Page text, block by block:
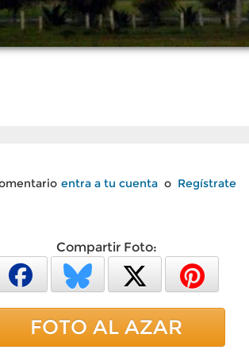
entra a tu cuenta o Regístrate
Compartir Foto:
FOTO AL AZAR